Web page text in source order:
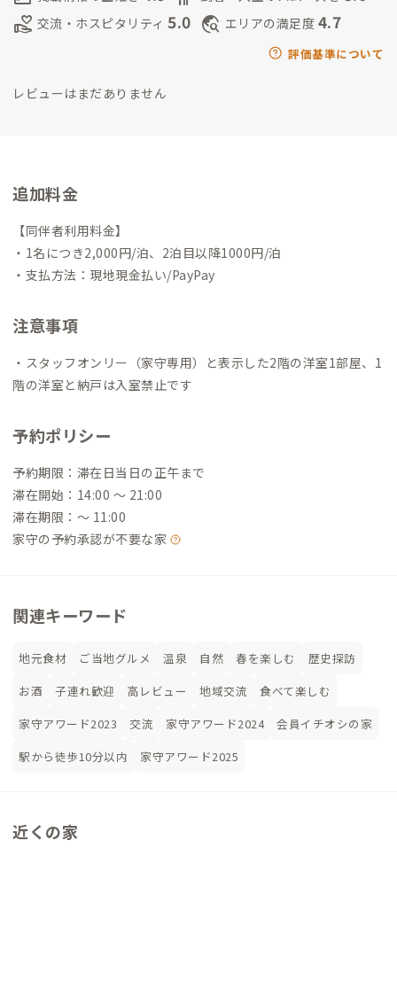
伊賀人とのご縁紡ぎオープン前にDIY師匠を探す中、クルマで15
分の地に奈良から移住し古民家再生中の方に出会え、以来ご縁
すると古民家暮らしやDIY好きの方とご縁
民家ネットワーク」ができています。
ただきながらの活動は、20代も参加する地域団体「いがグラフ
ィー」で焦らずボチボチと若者にも継承していきます。
ga.localgraphy.jp/
3年目！お城・忍者だけでなく、おもろいヒトに興味があれば、
伊賀人ツアーご一緒します！https://www.iga-guide.com/sho
volunteer_activism 交流・ホスピタリティ 5.0 travel_explore エリアの満足度 4.7
評価基準について
レビューはまだありません
追加料金
【同伴者利用料金】
・1名につき2,000円/泊、2泊目以降1000円/泊
・支払方法：現地現金払い/PayPay
注意事項
・スタッフオンリー（家守専用）と表示した2階の洋室1部屋、1
階の洋室と納戸は入室禁止です
予約ポリシー
予約期限：滞在日当日の正午まで
滞在開始：14:00 〜 21:00
滞在期限：〜 11:00
家守の予約承認が不要な家
関連キーワード
地元食材 ご当地グルメ 温泉 自然 春を楽しむ
歴史探訪
お酒
子連れ歓迎 高レビュー 地域交流
食べて楽しむ
家守アワード2023
交流 家守アワード2024
会員イチオシの家
駅から徒歩10分以内
家守アワード2025
近くの家